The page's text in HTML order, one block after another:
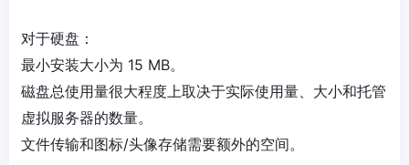
对于硬盘：
最小安装大小为 15 MB。
磁盘总使用量很大程度上取决于实际使用量、大小和托管
虚拟服务器的数量。
文件传输和图标/头像存储需要额外的空间。